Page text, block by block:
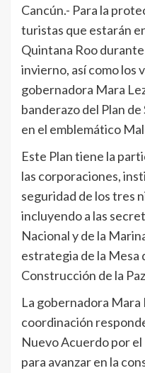
Cancún.- Para la
turistas que estarán
Quintana Roo
invierno, así como los
gobernadora Mara
banderazo del Plan
en el emblemático
Este Plan tiene la
las corporaciones,
seguridad de los tres
incluyendo a las
Nacional y de la
estrategia de la Mesa
Construcción de la
La gobernadora Mara
coordinación
Nuevo Acuerdo por
para avanzar en la